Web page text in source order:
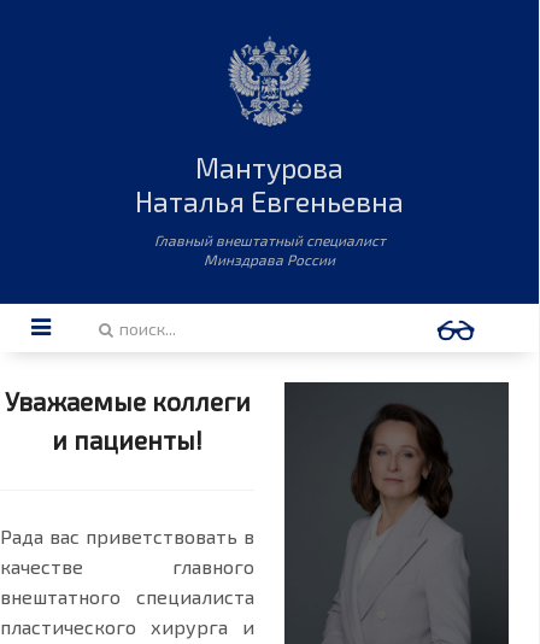
Мантурова
Наталья Евгеньевна
Главный внештатный специалист
Минздрава России
Уважаемые коллеги
и пациенты!
Рада вас приветствовать в
качестве главного
внештатного специалиста
пластического хирурга и